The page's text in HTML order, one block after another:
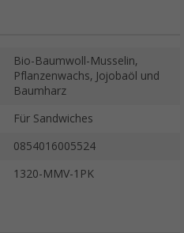
Bio-Baumwoll-Musselin,
Pflanzenwachs, Jojobaöl und
Baumharz
Für Sandwiches
0854016005524
1320-MMV-1PK